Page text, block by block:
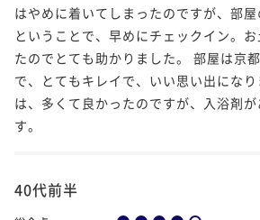
はやめに着いてしまったのですが、部
ということで、早めにチェックイン。
たのでとても助かりました。 部屋は京
で、とてもキレイで、いい思い出にな
は、多くて良かったのですが、入浴剤
す。
40代前半